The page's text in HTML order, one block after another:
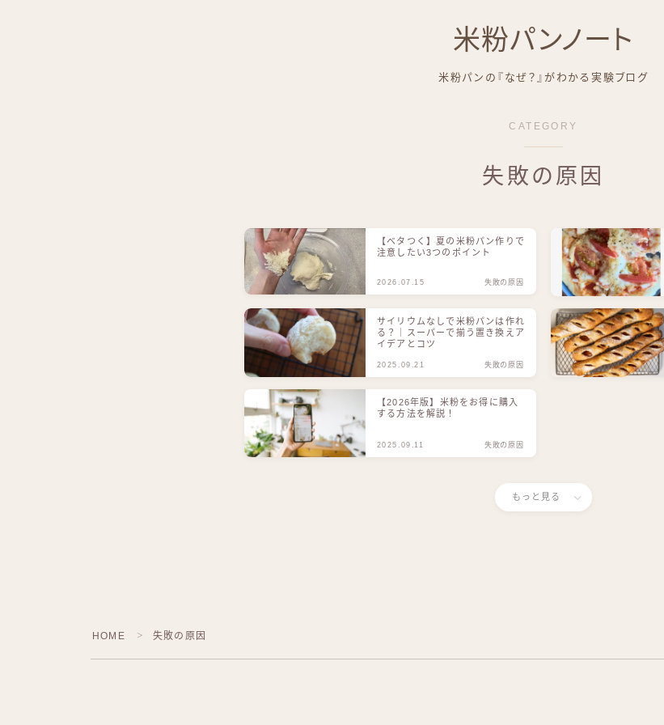
米粉パンノート
米粉パンの『なぜ？』がわかる実験ブログ
CATEGORY
失敗の原因
【ベタつく】夏の米粉パン作りで
注意したい3つのポイント
2026.07.15 失敗の原因
サイリウムなしで米粉パンは作れ
る？｜スーパーで揃う置き換えア
イデアとコツ
2025.09.21 失敗の原因
【2026年版】米粉をお得に購入
する方法を解説！
2025.09.11 失敗の原因
もっと見る
HOME ＞ 失敗の原因